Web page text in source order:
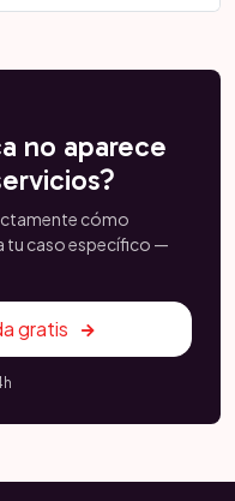
no aparece
cómo
tu caso específico —
gratis